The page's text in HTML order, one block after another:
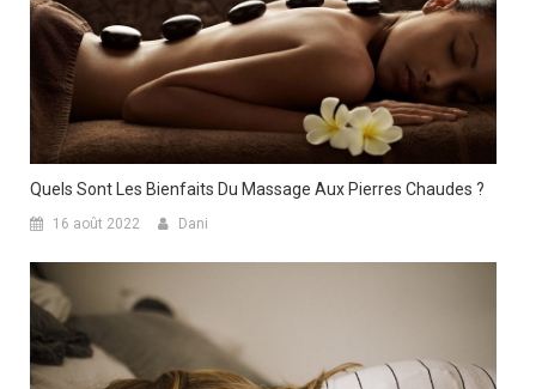
Quels Sont Les Bienfaits Du Massage Aux Pierres Chaudes ?
16 août 2022 Dani